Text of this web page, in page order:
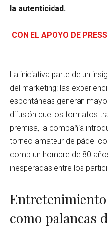
la autenticidad.
CON EL APOYO DE
La iniciativa parte de un
del marketing: las
espontáneas generan
difusión que los formatos
premisa, la compañía
torneo amateur de pádel
como un hombre de 80
inesperadas entre los
como palancas